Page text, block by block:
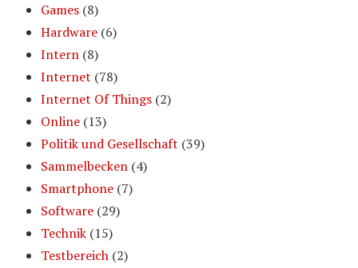
Games (8)
Hardware (6)
Intern (8)
Internet (78)
Internet Of Things (2)
Online (13)
Politik und Gesellschaft (39)
Sammelbecken (4)
Smartphone (7)
Software (29)
Technik (15)
Testbereich (2)